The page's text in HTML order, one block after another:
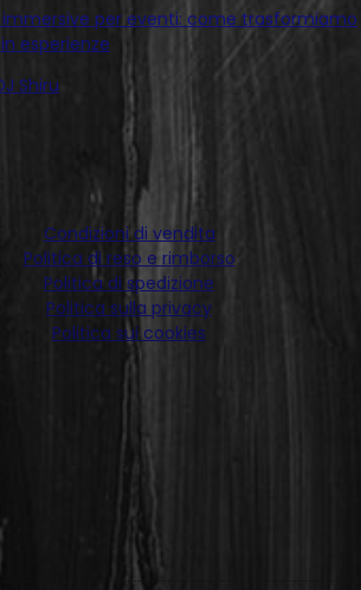
per eventi: come trasformiamo
esperienze
Shiru
Condizioni di vendita
Politica di reso e rimborso
Politica di spedizione
Politica sulla privacy
Politica sui cookies